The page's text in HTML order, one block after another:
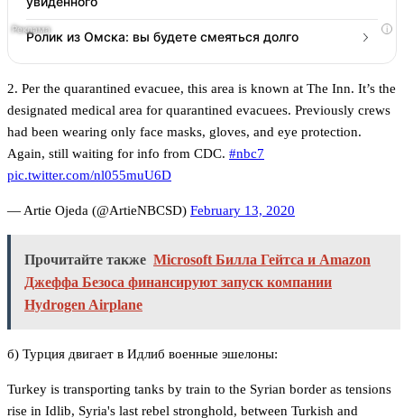
i
Ролик из Омска: вы будете смеяться долго
2. Per the quarantined evacuee, this area is known at The Inn. It’s the
designated medical area for quarantined evacuees. Previously crews
had been wearing only face masks, gloves, and eye protection.
Again, still waiting for info from CDC. #nbc7
pic.twitter.com/nl055muU6D
— Artie Ojeda (@ArtieNBCSD) February 13, 2020
Прочитайте также Microsoft Билла Гейтса и Amazon
Джеффа Безоса финансируют запуск компании
Hydrogen Airplane
б) Турция двигает в Идлиб военные эшелоны:
Turkey is transporting tanks by train to the Syrian border as tensions
rise in Idlib, Syria's last rebel stronghold, between Turkish and